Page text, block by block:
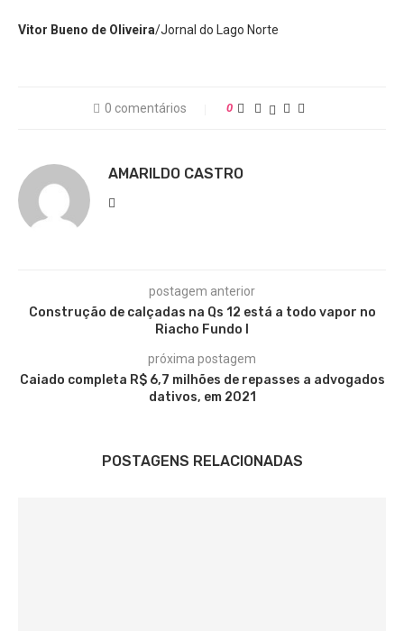
Vitor Bueno de Oliveira/Jornal do Lago Norte
0 comentários 0
AMARILDO CASTRO
postagem anterior
Construção de calçadas na Qs 12 está a todo vapor no
Riacho Fundo I
próxima postagem
Caiado completa R$ 6,7 milhões de repasses a advogados
dativos, em 2021
POSTAGENS RELACIONADAS